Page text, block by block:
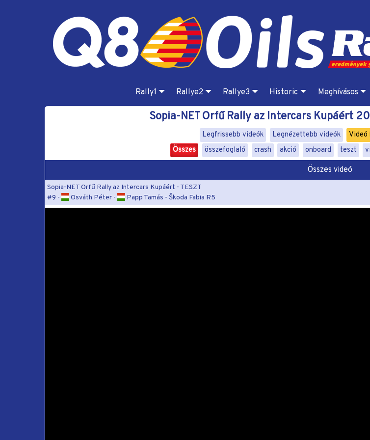
Rally1 Rallye2 Rallye3 Historic Meghívásos
Sopia-NET Orfű Rally az Intercars Kupáért
Legfrissebb videók Legnézettebb videók Videó
Összes
összefoglaló crash akció onboard teszt
Összes videó
Sopia-NET Orfű Rally az Intercars Kupáért - TESZT
#9 -
Osváth Péter - Papp Tamás - Škoda Fabia R5